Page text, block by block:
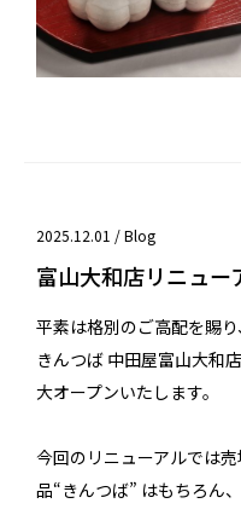
2025.12.01 /Blog
富山大和店リニュー
平素は格別のご高配を賜り
きんつば 中田屋富山大和
大オープンいたします。
今回のリニューアルでは
品“きんつば” はもちろん